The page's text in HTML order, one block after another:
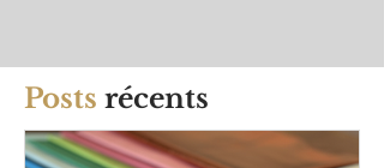
Posts récents